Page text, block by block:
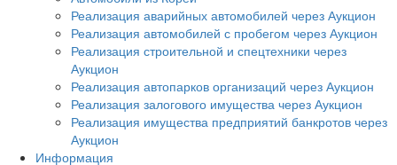
Реализация аварийных автомобилей через Аукцион
Реализация автомобилей с пробегом через Аукцион
Реализация строительной и спецтехники через
Аукцион
Реализация автопарков организаций через Аукцион
Реализация залогового имущества через Аукцион
Реализация имущества предприятий банкротов через
Аукцион
Информация